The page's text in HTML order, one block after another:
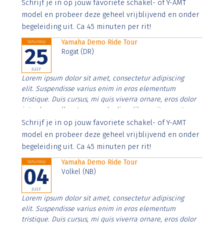
imperdiet. Nunc ut sem vitae risus tristique posuere.
Schrijf je in op jouw favoriete schakel- of Y-AMT
model en probeer deze geheel vrijblijvend en onder
begeleiding uit. Ca 45 minuten per rit!
Saturday
25
JULY
Yamaha Demo Ride Tour
Rogat (DR)
Lorem ipsum dolor sit amet, consectetur adipiscing
elit. Suspendisse varius enim in eros elementum
tristique. Duis cursus, mi quis viverra ornare, eros dolor
interdum nulla, ut commodo diam libero vitae erat.
Aenean faucibus nibh et justo cursus id rutrum lorem
imperdiet. Nunc ut sem vitae risus tristique posuere.
Schrijf je in op jouw favoriete schakel- of Y-AMT
model en probeer deze geheel vrijblijvend en onder
begeleiding uit. Ca 45 minuten per rit!
Saturday
04
JULY
Yamaha Demo Ride Tour
Volkel (NB)
Lorem ipsum dolor sit amet, consectetur adipiscing
elit. Suspendisse varius enim in eros elementum
tristique. Duis cursus, mi quis viverra ornare, eros dolor